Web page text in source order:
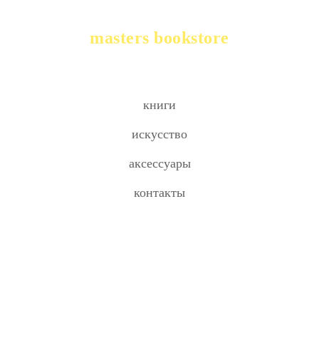
masters bookstore
книги
искусство
аксессуары
контакты